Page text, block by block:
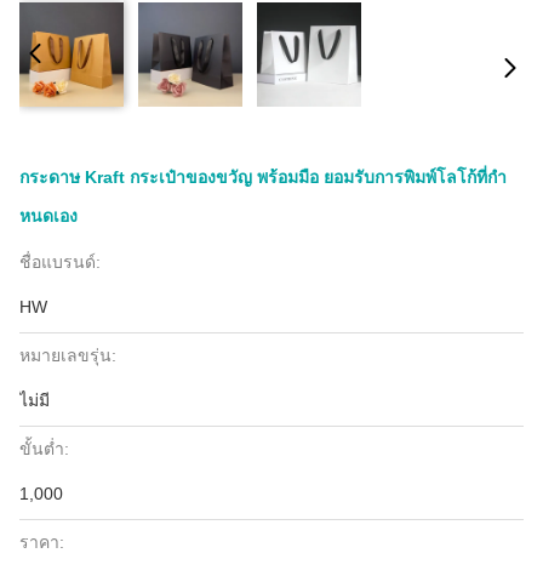
กระดาษ Kraft กระเป๋าของขวัญ พร้อมมือ ยอมรับการพิมพ์โลโก้ที่กํา
หนดเอง
ชื่อแบรนด์:
HW
หมายเลขรุ่น:
ไม่มี
ขั้นต่ำ:
1,000
ราคา: